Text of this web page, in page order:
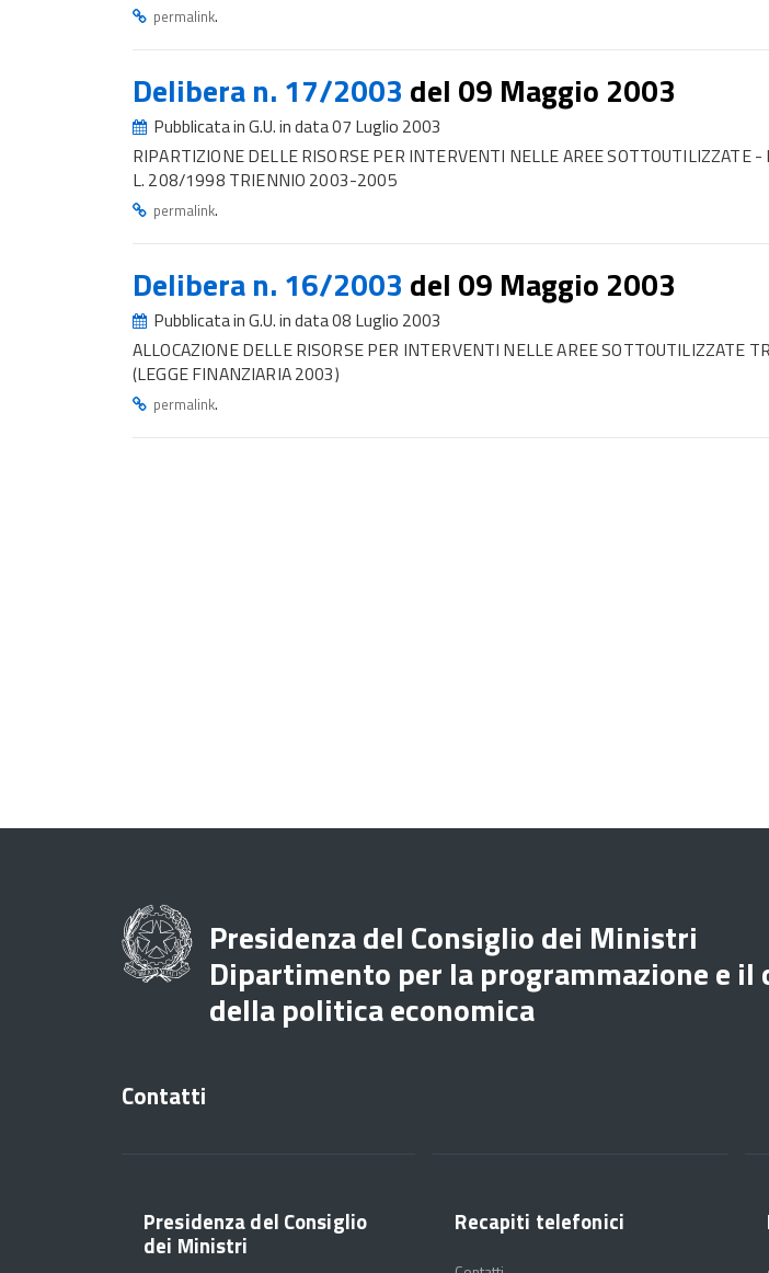
permalink.
Delibera n. 17/2003 del 09 Maggio 2003
Pubblicata in G.U. in data 07 Luglio 2003
RIPARTIZIONE DELLE RISORSE PER INTERVENTI NELLE AREE SOTTOUTILIZZATE
L. 208/1998 TRIENNIO 2003-2005
permalink.
Delibera n. 16/2003 del 09 Maggio 2003
Pubblicata in G.U. in data 08 Luglio 2003
ALLOCAZIONE DELLE RISORSE PER INTERVENTI NELLE AREE SOTTOUTILIZZATE
(LEGGE FINANZIARIA 2003)
permalink.
Presidenza del Consiglio dei Ministri
Dipartimento per la programmazione e il
della politica economica
Contatti
Presidenza del Consiglio
dei Ministri
Recapiti telefonici